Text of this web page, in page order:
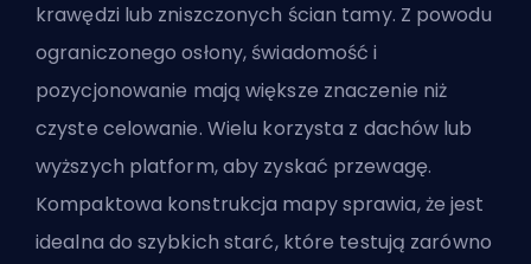
krawędzi lub zniszczonych ścian tamy. Z powodu
ograniczonego osłony, świadomość i
pozycjonowanie mają większe znaczenie niż
czyste celowanie. Wielu korzysta z dachów lub
wyższych platform, aby zyskać przewagę.
Kompaktowa konstrukcja mapy sprawia, że jest
idealna do szybkich starć, które testują zarówno